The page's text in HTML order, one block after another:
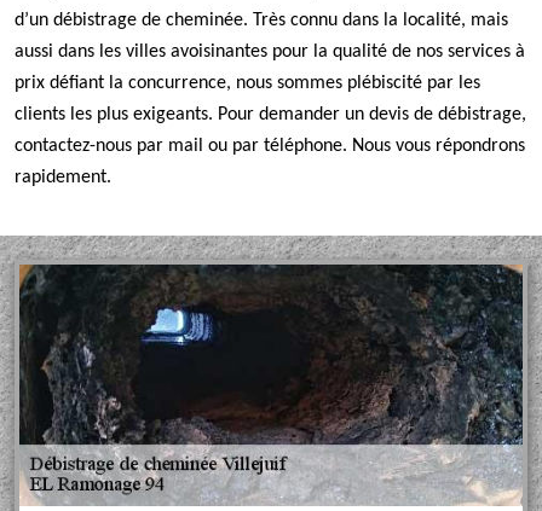
d’un débistrage de cheminée. Très connu dans la localité, mais
aussi dans les villes avoisinantes pour la qualité de nos services à
prix défiant la concurrence, nous sommes plébiscité par les
clients les plus exigeants. Pour demander un devis de débistrage,
contactez-nous par mail ou par téléphone. Nous vous répondrons
rapidement.